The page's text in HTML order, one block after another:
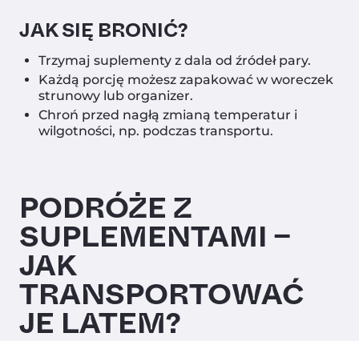
JAK SIĘ BRONIĆ?
Trzymaj suplementy z dala od źródeł pary.
Każdą porcję możesz zapakować w woreczek
strunowy lub organizer.
Chroń przed nagłą zmianą temperatur i
wilgotności, np. podczas transportu.
PODRÓŻE Z
SUPLEMENTAMI –
JAK
TRANSPORTOWAĆ
JE LATEM?